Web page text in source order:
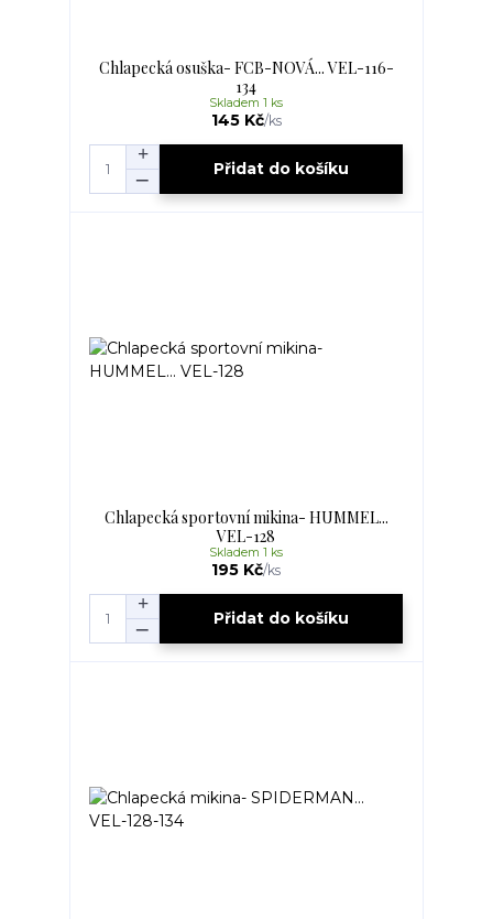
Chlapecká osuška- FCB-NOVÁ... VEL-116-
134
145 Kč/ks
Skladem 1 ks
Přidat do košíku
Chlapecká sportovní mikina- HUMMEL...
VEL-128
195 Kč/ks
Skladem 1 ks
Přidat do košíku